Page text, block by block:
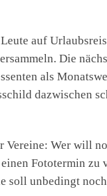
auf
Die
als
dazwischen
Vereine: Wer will
Fototermin zu
soll unbedingt